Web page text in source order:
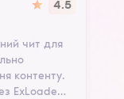
4.5
чит для
контенту.
ExLoade…